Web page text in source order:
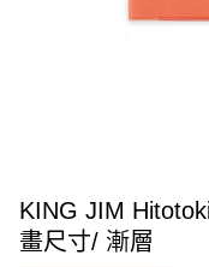
KING JIM
畫尺寸/ 漸層